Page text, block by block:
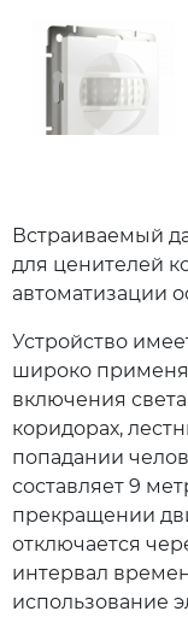
Встраиваемый
для ценителей
автоматизации
Устройство
широко
включения света
коридорах,
попадании
составляет 9
прекращении
отключается
интервал
использование